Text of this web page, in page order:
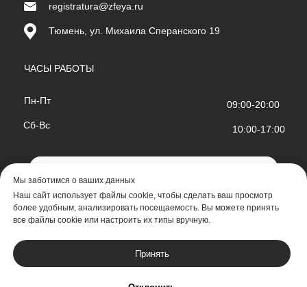
Мы заботимся о ваших данных
Наш сайт использует файлы cookie, чтобы сделать ваш просмотр
более удобным, анализировать посещаемость. Вы можете принять
все файлы cookie или настроить их типы вручную.
Принять
ЧАСЫ РАБОТЫ
10:00-17:00
Сб-Вс
09:00-20:00
Разработка
Тюмень, ул. Михаила Сперанского 19
registratura@zfeya.ru
Пн-Пт
Открыть в 2ГИС